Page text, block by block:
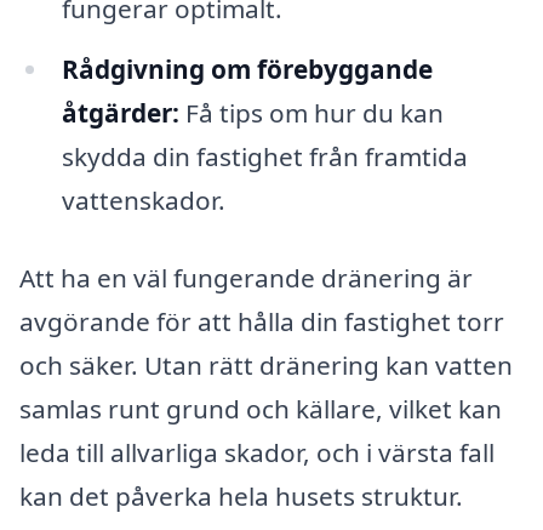
fungerar optimalt.
Rådgivning om förebyggande
åtgärder: Få tips om hur du kan
skydda din fastighet från framtida
vattenskador.
Att ha en väl fungerande dränering är
avgörande för att hålla din fastighet torr
och säker. Utan rätt dränering kan vatten
samlas runt grund och källare, vilket kan
leda till allvarliga skador, och i värsta fall
kan det påverka hela husets struktur.